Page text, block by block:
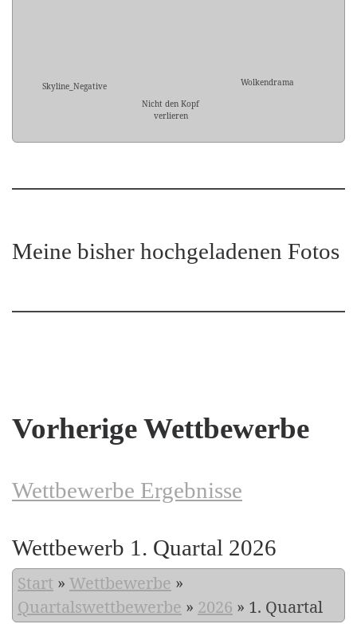
Skyline_Negative
Nicht den Kopf
verlieren
Wolkendrama
Meine bisher hochgeladenen Fotos
Vorherige Wettbewerbe
Wettbewerbe Ergebnisse
Wettbewerb 1. Quartal 2026
Start » Wettbewerbe »
Quartalswettbewerbe » 2026 » 1. Quartal